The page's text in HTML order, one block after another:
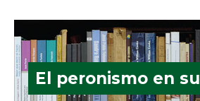
El peronismo en